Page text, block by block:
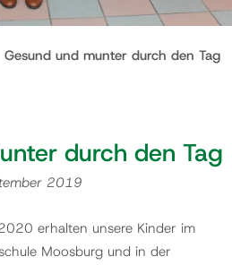
Gesund und munter durch den Tag
durch den Tag
2019
erhalten unsere Kinder im
Moosburg und in der